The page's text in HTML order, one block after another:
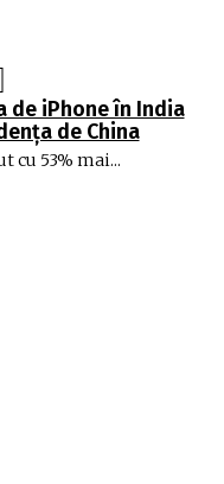
de iPhone în India
de China
cu 53% mai...